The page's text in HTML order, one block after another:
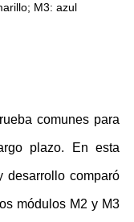
M3: azul
comunes para
plazo. En esta
desarrollo comparó
módulos M2 y M3